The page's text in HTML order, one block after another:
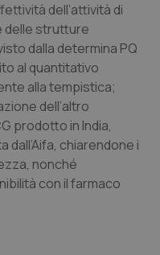
dell’attività di
delle strutture
dalla determina PQ
al quantitativo
alla tempistica;
dell’altro
prodotto in India,
chiarendone i
nonché
con il farmaco